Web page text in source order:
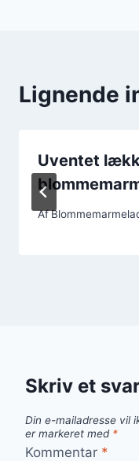
Lignende
Uventet
Af
Skriv et
Din e-mailadresse vil
er markeret med *
Kommentar *